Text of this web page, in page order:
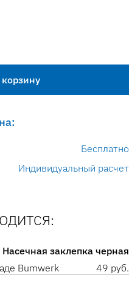
Бесплатно
Индивидуальный расчет
Насечная заклепка черная
Bumwerk 49 руб.